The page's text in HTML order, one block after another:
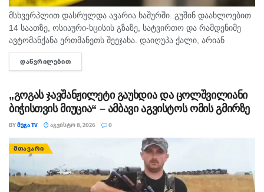
მსხვერპლით დასრულდა ავარია ხაშურში. გუშინ დაახლოებით
14 საათზე, ოსიაური-ხცისის გზაზე, სატვირთო და რამდენიმე
ავტომანქანა ერთმანეთს შეეჯახა. დაიღუპა ქალი, არიან
დაშავებულებიც. შსს-ს ინფორმაციით, გამოძიება 276-ე მუხლის
მე-6 ნაწილით მიმდინარეობს.
ᲓᲐᲬᲕᲠᲘᲚᲔᲑᲘᲗ
„გოგას ჯავშანჟილეტი გაუხდია და ცოლშვილიანი
ბიჭისთვის მიუცია“ – ამბავი აგვისტოს ომის გმირზე
BYᲛᲔᲒᲐ TV ᲐᲒᲕᲘᲡᲢᲝ 8, 2026 0
ᲛᲗᲐᲕᲐᲠᲘ